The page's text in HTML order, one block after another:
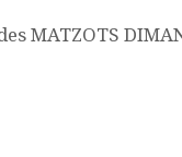
des MATZOTS